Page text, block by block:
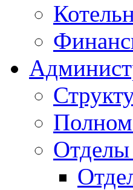
Отделы